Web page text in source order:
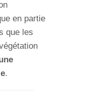
en partie
que les
.